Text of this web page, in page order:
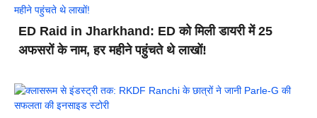
ED Raid in Jharkhand: ED को मिली डायरी में 25
अफसरों के नाम, हर महीने पहुंचते थे लाखों!